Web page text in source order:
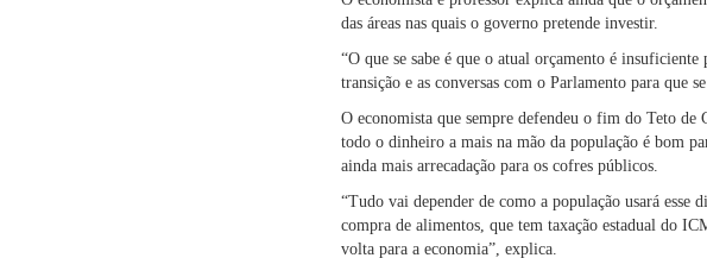
das áreas nas quais o governo pretende investir.
“O que se sabe é que o atual orçamento é
transição e as conversas com o Parlamento para que
O economista que sempre defendeu o fim do Teto de
todo o dinheiro a mais na mão da população é bom
ainda mais arrecadação para os cofres públicos.
“Tudo vai depender de como a população usará esse
compra de alimentos, que tem taxação estadual do
volta para a economia”, explica.